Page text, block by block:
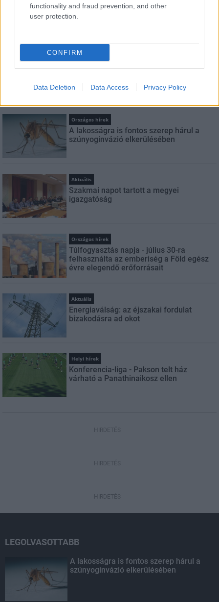
functionality and fraud prevention, and other
user protection.
CONFIRM
Data Deletion Data Access Privacy Policy
Országos hírek
A lakosságra is fontos szerep hárul a
szúnyoginvázió elkerülésében
Aktuális
Szakmai napot tartott a megyei
igazgatóság
Országos hírek
Túlfogyasztás napja - július 30-ra
felhasználta az emberiség a Föld egész
évre elegendő erőforrásait
Aktuális
Energiaválság: az éjszakai fordulat
bizakodásra ad okot
Helyi hírek
Konferencia-liga - Pakson telt ház
várható a Panathinaikosz ellen
HIRDETÉS
HIRDETÉS
HIRDETÉS
LEGOLVASOTTABB
A lakosságra is fontos szerep hárul a
szúnyoginvázió elkerülésében